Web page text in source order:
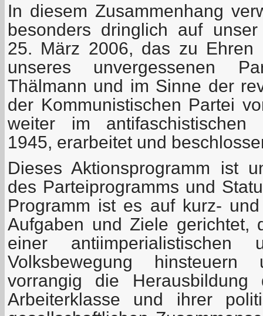
In diesem Zusammenhang
besonders dringlich auf
25. März 2006, das zu Ehren
unseres unvergessenen
Thälmann und im Sinne der
der Kommunistischen Partei
weiter im antifaschistischen
1945, erarbeitet und
Dieses Aktionsprogramm ist
des Parteiprogramms und
Programm ist es auf kurz-
Aufgaben und Ziele gerichtet,
einer antiimperialistischen
Volksbewegung
vorrangig die Herausbildung
Arbeiterklasse und ihrer